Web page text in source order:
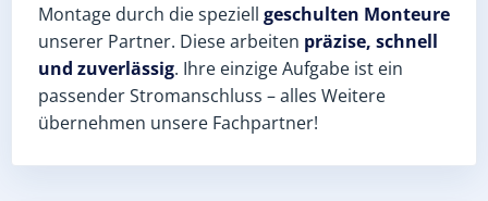
Montage durch die speziell geschulten Monteure
unserer Partner. Diese arbeiten präzise, schnell
und zuverlässig. Ihre einzige Aufgabe ist ein
passender Stromanschluss – alles Weitere
übernehmen unsere Fachpartner!